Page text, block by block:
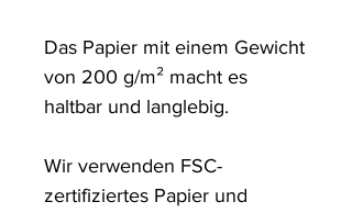
Das Papier mit einem Gewicht
von 200 g/m² macht es
haltbar und langlebig.
Wir verwenden FSC-
zertifiziertes Papier und